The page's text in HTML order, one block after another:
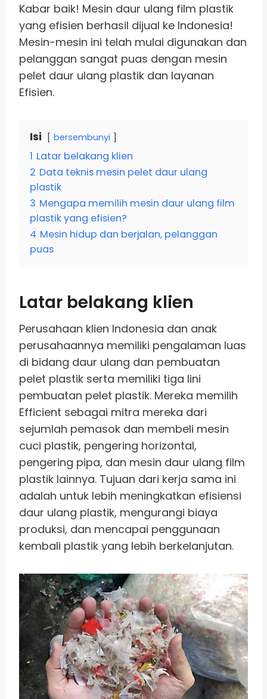
Kabar baik! Mesin daur ulang film plastik
yang efisien berhasil dijual ke Indonesia!
Mesin-mesin ini telah mulai digunakan dan
pelanggan sangat puas dengan mesin
pelet daur ulang plastik dan layanan
Efisien.
Isi bersembunyi
1 Latar belakang klien
2 Data teknis mesin pelet daur ulang
plastik
3 Mengapa memilih mesin daur ulang film
plastik yang efisien?
4 Mesin hidup dan berjalan, pelanggan
puas
Latar belakang klien
Perusahaan klien Indonesia dan anak
perusahaannya memiliki pengalaman luas
di bidang daur ulang dan pembuatan
pelet plastik serta memiliki tiga lini
pembuatan pelet plastik. Mereka memilih
Efficient sebagai mitra mereka dari
sejumlah pemasok dan membeli mesin
cuci plastik, pengering horizontal,
pengering pipa, dan mesin daur ulang film
plastik lainnya. Tujuan dari kerja sama ini
adalah untuk lebih meningkatkan efisiensi
daur ulang plastik, mengurangi biaya
produksi, dan mencapai penggunaan
kembali plastik yang lebih berkelanjutan.